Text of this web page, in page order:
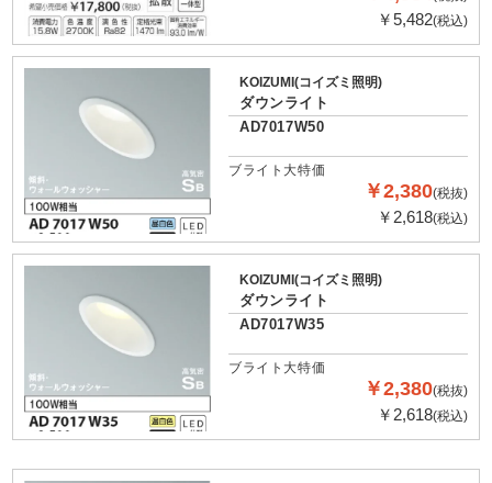
￥5,482(税込)
KOIZUMI(コイズミ照明)
ダウンライト
AD7017W50
ブライト大特価
￥2,380(税抜)
￥2,618(税込)
KOIZUMI(コイズミ照明)
ダウンライト
AD7017W35
ブライト大特価
￥2,380(税抜)
￥2,618(税込)